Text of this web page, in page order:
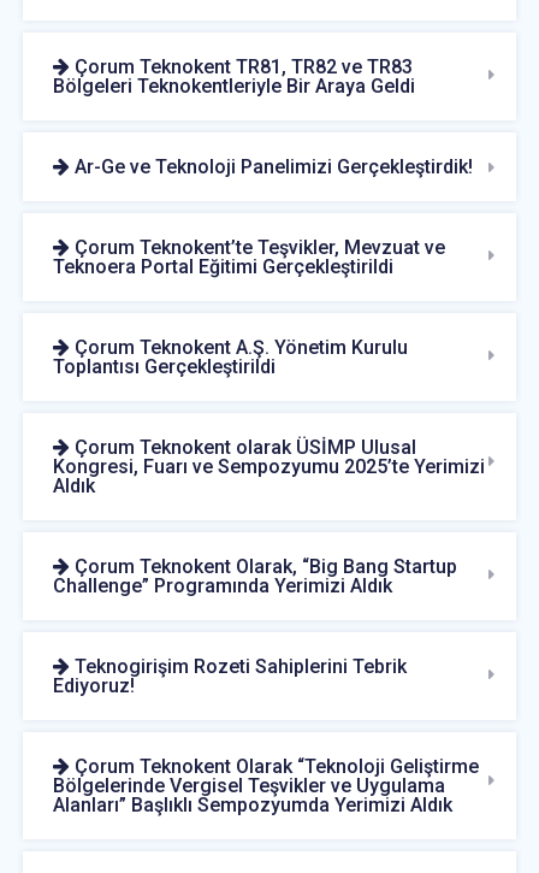
Çorum Teknokent TR81, TR82 ve TR83
Bölgeleri Teknokentleriyle Bir Araya Geldi
Ar-Ge ve Teknoloji Panelimizi Gerçekleştirdik!
Çorum Teknokent’te Teşvikler, Mevzuat ve
Teknoera Portal Eğitimi Gerçekleştirildi
Çorum Teknokent A.Ş. Yönetim Kurulu
Toplantısı Gerçekleştirildi
Çorum Teknokent olarak ÜSİMP Ulusal
Kongresi, Fuarı ve Sempozyumu 2025’te Yerimizi
Aldık
Çorum Teknokent Olarak, “Big Bang Startup
Challenge” Programında Yerimizi Aldık
Teknogirişim Rozeti Sahiplerini Tebrik
Ediyoruz!
Çorum Teknokent Olarak “Teknoloji Geliştirme
Bölgelerinde Vergisel Teşvikler ve Uygulama
Alanları” Başlıklı Sempozyumda Yerimizi Aldık